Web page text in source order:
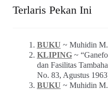
Terlaris Pekan Ini
BUKU ~ Muhidin
KLIPING~
dan Fasilitas
No. 83, Agustus
BUKU ~ Muhidin